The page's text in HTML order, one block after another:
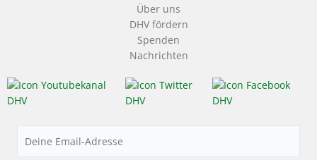
Über uns
DHV fördern
Spenden
Nachrichten